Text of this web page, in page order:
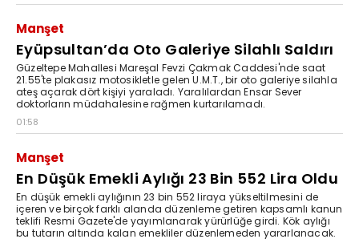
Manşet
Eyüpsultan’da Oto Galeriye Silahlı Saldırı
Güzeltepe Mahallesi Mareşal Fevzi Çakmak Caddesi'nde saat
21.55'te plakasız motosikletle gelen U.M.T., bir oto galeriye silahla
ateş açarak dört kişiyi yaraladı. Yaralılardan Ensar Sever
doktorların müdahalesine rağmen kurtarılamadı.
01:58
Manşet
En Düşük Emekli Aylığı 23 Bin 552 Lira Oldu
En düşük emekli aylığının 23 bin 552 liraya yükseltilmesini de
içeren ve birçok farklı alanda düzenleme getiren kapsamlı kanun
teklifi Resmi Gazete'de yayımlanarak yürürlüğe girdi. Kök aylığı
bu tutarın altında kalan emekliler düzenlemeden yararlanacak.